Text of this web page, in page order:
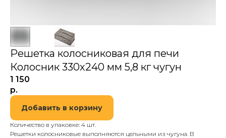
Решетка колосниковая для печи
Колосник 330х240 мм 5,8 кг чугун
1 150
р.
Добавить в корзину
Количество в упаковке: 4 шт.
Решетки колосниковые выполняются цельными из чугуна. В